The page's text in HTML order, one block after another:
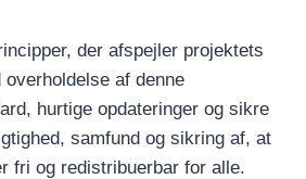
der afspejler projektets
af denne
hurtige opdateringer og sikre
samfund og sikring af, at
fri og redistribuerbar for alle.